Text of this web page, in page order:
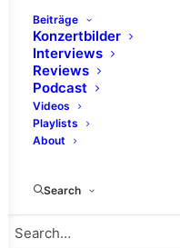
Beiträge
Konzertbilder
Interviews
Reviews
Podcast
Videos
Playlists
About
Search